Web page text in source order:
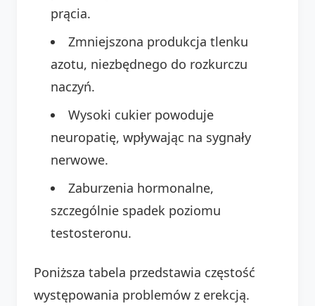
prącia.
Zmniejszona produkcja tlenku
azotu, niezbędnego do rozkurczu
naczyń.
Wysoki cukier powoduje
neuropatię, wpływając na sygnały
nerwowe.
Zaburzenia hormonalne,
szczególnie spadek poziomu
testosteronu.
Poniższa tabela przedstawia częstość
występowania problemów z erekcją.